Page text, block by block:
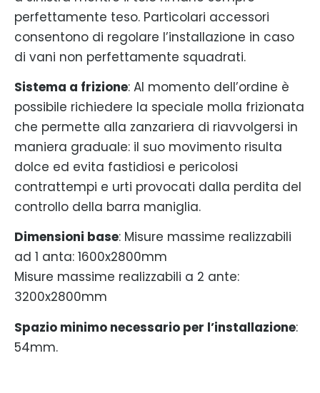
perfettamente teso. Particolari accessori
consentono di regolare l’installazione in caso
di vani non perfettamente squadrati.
Sistema a frizione: Al momento dell’ordine è
possibile richiedere la speciale molla frizionata
che permette alla zanzariera di riavvolgersi in
maniera graduale: il suo movimento risulta
dolce ed evita fastidiosi e pericolosi
contrattempi e urti provocati dalla perdita del
controllo della barra maniglia.
Dimensioni base: Misure massime realizzabili
ad 1 anta: 1600x2800mm
Misure massime realizzabili a 2 ante:
3200x2800mm
Spazio minimo necessario per l’installazione:
54mm.